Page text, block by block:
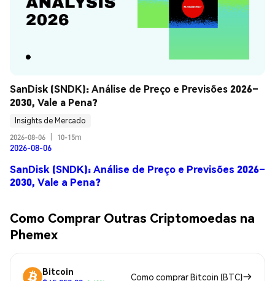
SanDisk (SNDK): Análise de Preço e Previsões 2026–
2030, Vale a Pena?
Insights de Mercado
2026-08-06
10-15m
2026-08-06
SanDisk (SNDK): Análise de Preço e Previsões 2026–
2030, Vale a Pena?
Como Comprar Outras Criptomoedas na
Phemex
Bitcoin
Como comprar Bitcoin (BTC)